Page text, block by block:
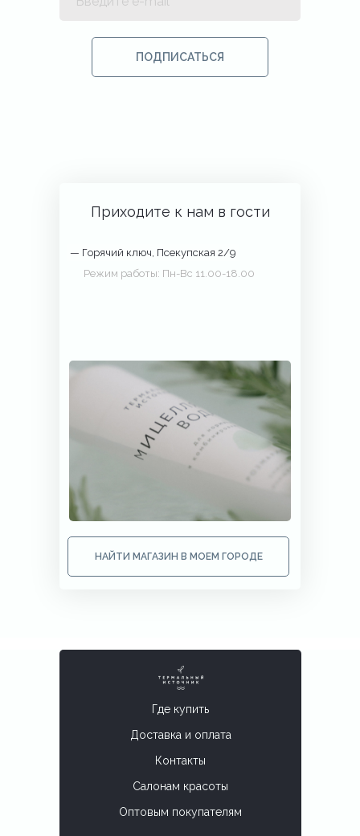
Нажимая кнопку «Подписаться», вы
соглашаетесь на обработку ваших
персональных данных.
ПОДПИСАТЬСЯ
Приходите к нам в гости
— Горячий ключ, Псекупская 2/9
НАЙТИ МАГАЗИН В МОЕМ ГОРОДЕ
Режим работы: Пн-Вс 11.00-18.00
Оптовым покупателям
Салонам красоты
Доставка и оплата
Где купить
Контакты